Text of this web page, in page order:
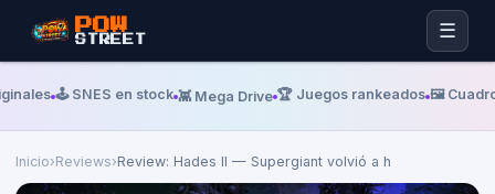
POW
STREET ☰
🕹️ SNES en stock 👾 Mega Drive 🏆 Juegos rankeados 🖼️
Inicio›Reviews›Review: Hades II — Supergiant volvió a h